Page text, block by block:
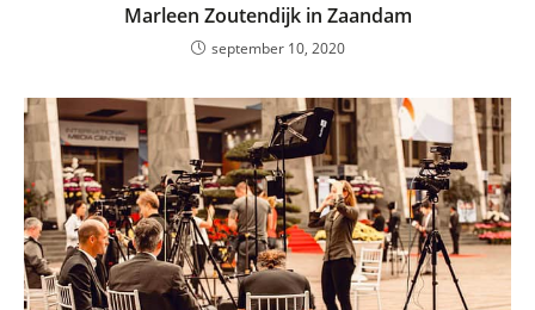
Marleen Zoutendijk in Zaandam
september 10, 2020